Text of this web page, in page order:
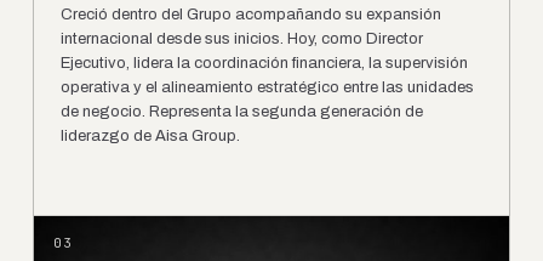
Creció dentro del Grupo acompañando su expansión
internacional desde sus inicios. Hoy, como Director
Ejecutivo, lidera la coordinación financiera, la supervisión
operativa y el alineamiento estratégico entre las unidades
de negocio. Representa la segunda generación de
liderazgo de Aisa Group.